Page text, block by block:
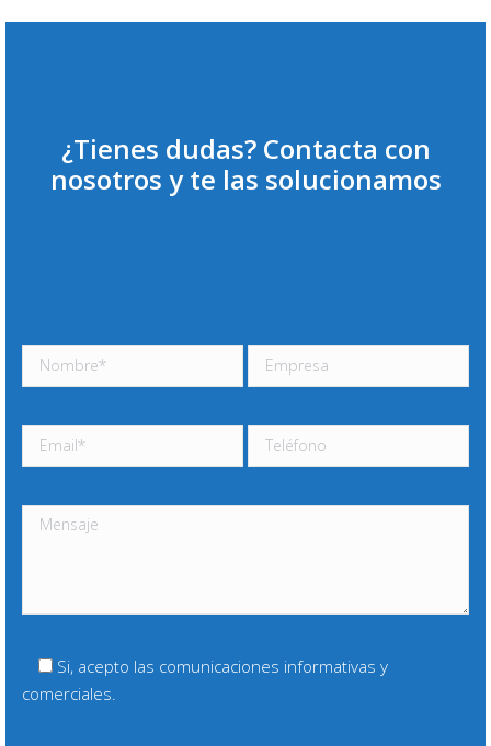
¿Tienes dudas? Contacta con
nosotros y te las solucionamos
Si, acepto las comunicaciones informativas y
comerciales.